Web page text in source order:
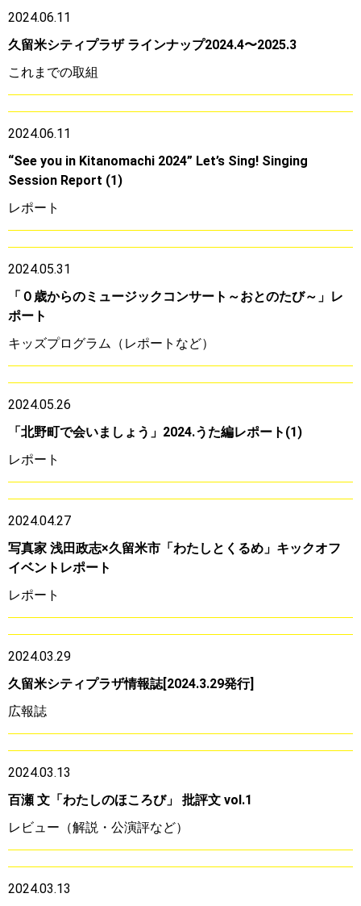
2024.06.11
久留米シティプラザ ラインナップ2024.4〜2025.3
これまでの取組
2024.06.11
“See you in Kitanomachi 2024” Let’s Sing! Singing
Session Report (1)
レポート
2024.05.31
「０歳からのミュージックコンサート～おとのたび～」レ
ポート
キッズプログラム（レポートなど）
2024.05.26
「北野町で会いましょう」2024.うた編レポート(1)
レポート
2024.04.27
写真家 浅田政志×久留米市「わたしとくるめ」キックオフ
イベントレポート
レポート
2024.03.29
久留米シティプラザ情報誌[2024.3.29発行]
広報誌
2024.03.13
百瀬 文「わたしのほころび」 批評文 vol.1
レビュー（解説・公演評など）
2024.03.13